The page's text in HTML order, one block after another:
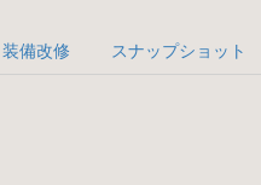
装備改修 スナップショット